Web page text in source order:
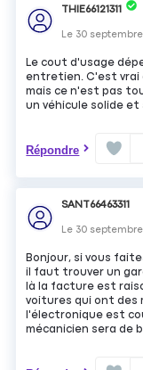
THIE66121311
Le 30
Le cout d'usage
entretien. C'est vrai
mais ce n'est pas
un véhicule solide
Répondre
SANT66463311
Le 30
Bonjour, si vous
il faut trouver un
là la facture est
voitures qui ont des
l'électronique est
mécanicien sera de